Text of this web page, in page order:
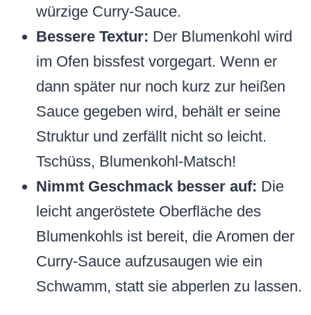
würzige Curry-Sauce.
Bessere Textur: Der Blumenkohl wird
im Ofen bissfest vorgegart. Wenn er
dann später nur noch kurz zur heißen
Sauce gegeben wird, behält er seine
Struktur und zerfällt nicht so leicht.
Tschüss, Blumenkohl-Matsch!
Nimmt Geschmack besser auf: Die
leicht angeröstete Oberfläche des
Blumenkohls ist bereit, die Aromen der
Curry-Sauce aufzusaugen wie ein
Schwamm, statt sie abperlen zu lassen.